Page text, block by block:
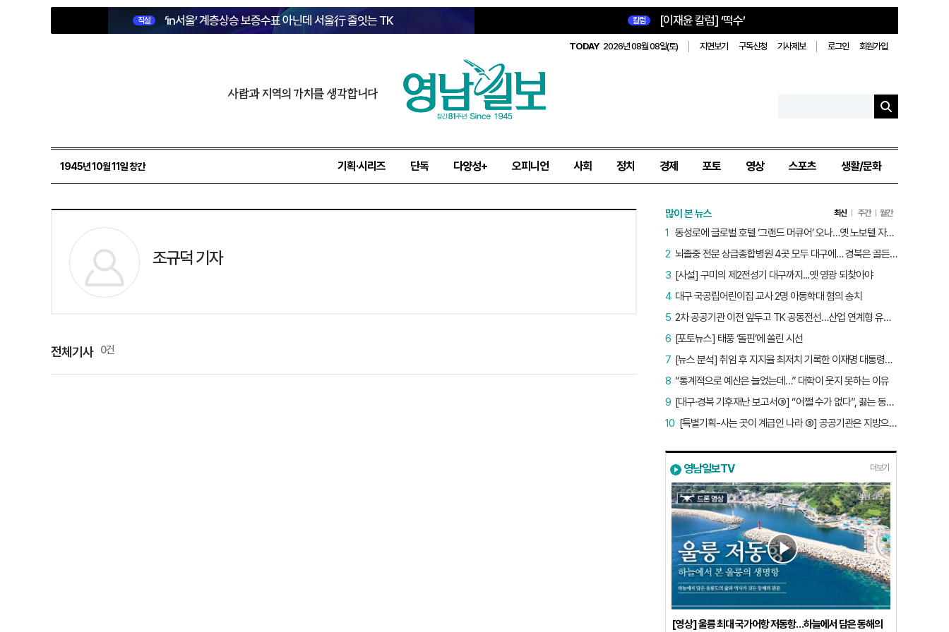
직설 ‘in서울’ 계층상승 보증수표 아닌데 서울行 줄잇는 TK 칼럼 [이재윤 칼럼] ‘떡수’
TODAY 2026년 08월 08일(토) 지면보기 구독신청 기사제보 로그인 회원가입
사람과 지역의 가치를 생각합니다
1945년 10월 11일 창간 기획·시리즈 단독 다양성+ 오피니언 사회 정치 경제 포토 영상 스포츠 생활/문화
조규덕 기자
전체기사 0건
많이 본 뉴스 최신 주간 월간
동성로에 글로벌 호텔 ‘그랜드 머큐어’ 오나…옛 노보텔 자리 사무실 개설
1
뇌졸중 전문 상급종합병원 4곳 모두 대구에… 경북은 골든타임 사각지대
2
[사설] 구미의 제2전성기 대구까지...옛 영광 되찾아야
3
대구 국공립어린이집 교사 2명 아동학대 혐의 송치
4
2차 공공기관 이전 앞두고 TK 공동전선…산업 연계형 유치 승부수
5
[포토뉴스] 태풍 ‘돌핀’에 쏠린 시선
6
[뉴스 분석] 취임 후 지지율 최저치 기록한 이재명 대통령…왜?
7
“통계적으로 예산은 늘었는데…” 대학이 웃지 못하는 이유
8
[대구·경북 기후재난 보고서③] “어쩔 수가 없다”, 끓는 동해…‘절멸 위기’ 경북 수산업
9
[특별기획-사는 곳이 계급인 나라 ⑨] 공공기관은 지방으로 왔지만, 그들이 사는 곳은 서울이었다
10
영남일보TV 더보기
[영상] 울릉 최대 국가어항 저동항…하늘에서 담은 동해의